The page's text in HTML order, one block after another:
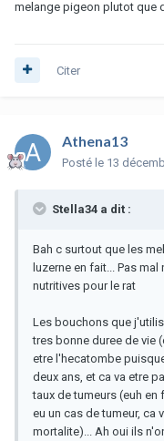
melange pigeon plutot que
Citer
Athena13
Posté le 13
Stella34 a dit :
Bah c surtout que les
luzerne en fait... Pas
nutritives pour le rat
Les bouchons que
tres bonne duree de vie
etre l'hecatombe
deux ans, et ca va etre
taux de tumeurs (euh
eu un cas de tumeur, ca
mortalite)... Ah oui ils